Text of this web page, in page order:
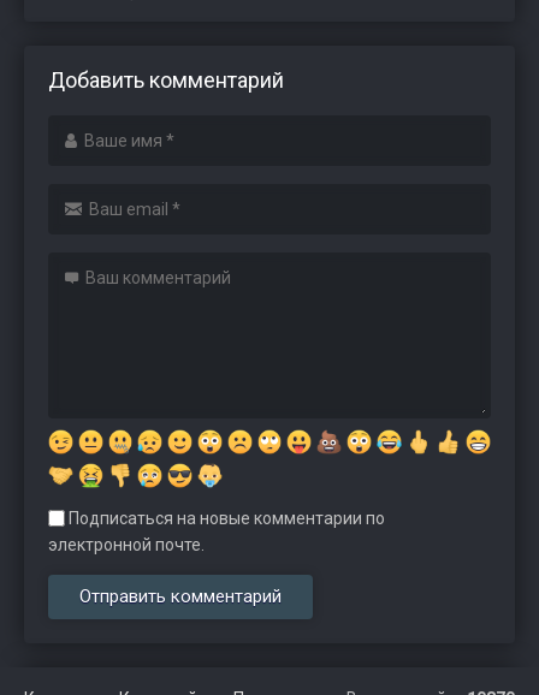
Добавить комментарий
Подписаться на новые комментарии по
электронной почте.